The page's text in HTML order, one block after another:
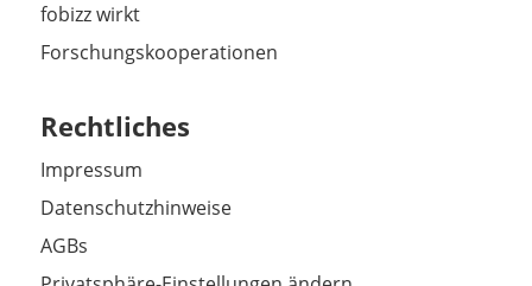
fobizz wirkt
Forschungskooperationen
Rechtliches
Impressum
Datenschutzhinweise
AGBs